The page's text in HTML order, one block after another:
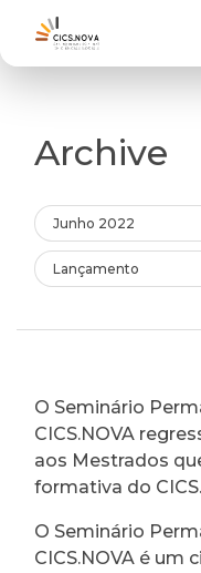
Archive
Junho 2022
Lançamento
O Seminário
CICS.NOVA
aos Mestrados
formativa do
O Seminário
CICS.NOVA é um